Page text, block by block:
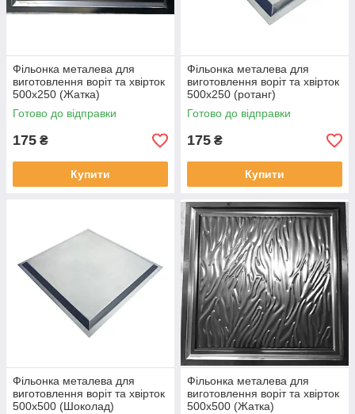
Фільонка металева для
виготовлення воріт та хвірток
500х250 (Жатка)
Готово до відправки
175 ₴
Купити
Фільонка металева для
виготовлення воріт та хвірток
500х250 (ротанг)
Готово до відправки
175 ₴
Купити
Фільонка металева для
виготовлення воріт та хвірток
500х500 (Шоколад)
Фільонка металева для
виготовлення воріт та хвірток
500х500 (Жатка)